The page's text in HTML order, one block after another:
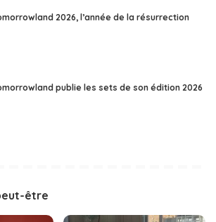
2026, l’année de la résurrection
publie les sets de son édition 2026
être